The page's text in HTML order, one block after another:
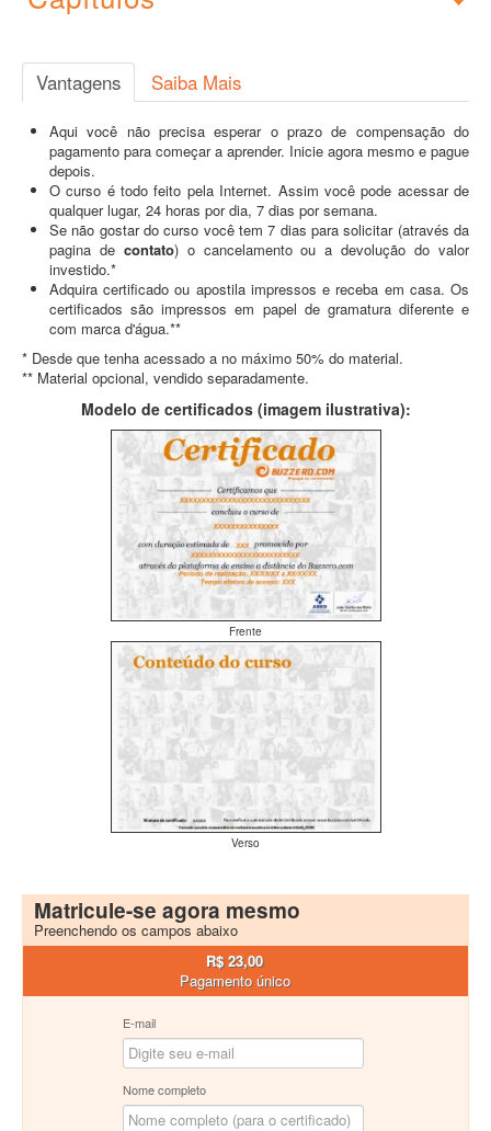
Vantagens Saiba Mais
Aqui você não precisa esperar o prazo de compensação do
pagamento para começar a aprender. Inicie agora mesmo e pague
depois.
O curso é todo feito pela Internet. Assim você pode acessar de
qualquer lugar, 24 horas por dia, 7 dias por semana.
Se não gostar do curso você tem 7 dias para solicitar (através da
pagina de contato) o cancelamento ou a devolução do valor
investido.*
Adquira certificado ou apostila impressos e receba em casa. Os
certificados são impressos em papel de gramatura diferente e
com marca d'água.**
* Desde que tenha acessado a no máximo 50% do material.
** Material opcional, vendido separadamente.
Modelo de certificados (imagem ilustrativa):
Frente
Verso
Matricule-se agora mesmo
Preenchendo os campos abaixo
R$ 23,00
Pagamento único
E-mail
Nome completo